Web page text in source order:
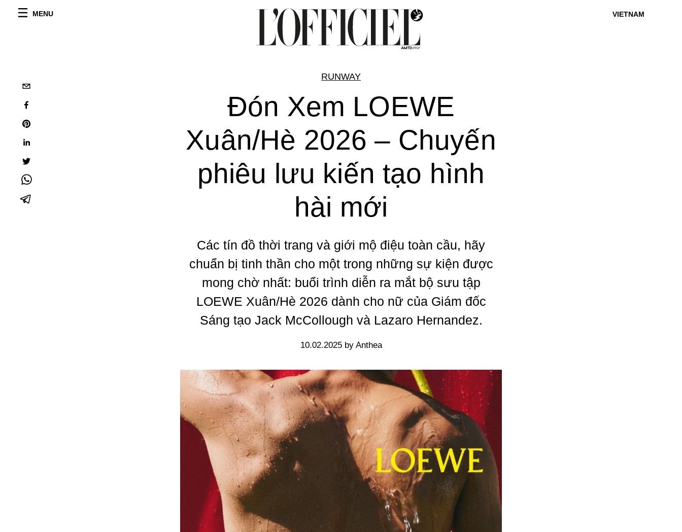
MENU VIETNAM
RUNWAY
Đón Xem LOEWE
Xuân/Hè 2026 – Chuyến
phiêu lưu kiến tạo hình
hài mới
Các tín đồ thời trang và giới mộ điệu toàn cầu, hãy
chuẩn bị tinh thần cho một trong những sự kiện được
mong chờ nhất: buổi trình diễn ra mắt bộ sưu tập
LOEWE Xuân/Hè 2026 dành cho nữ của Giám đốc
Sáng tạo Jack McCollough và Lazaro Hernandez.
10.02.2025 by Anthea